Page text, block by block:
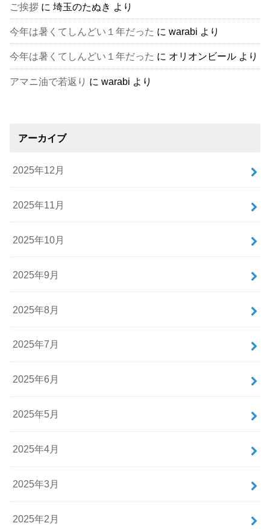
ご挨拶 に埼玉のたぬき より
今年は暑くてしんどい１年だった にwarabi より
今年は暑くてしんどい１年だった に オリオンビール より
アマニ油で若返り にwarabi より
アーカイブ
2025年12月
2025年11月
2025年10月
2025年9月
2025年8月
2025年7月
2025年6月
2025年5月
2025年4月
2025年3月
2025年2月